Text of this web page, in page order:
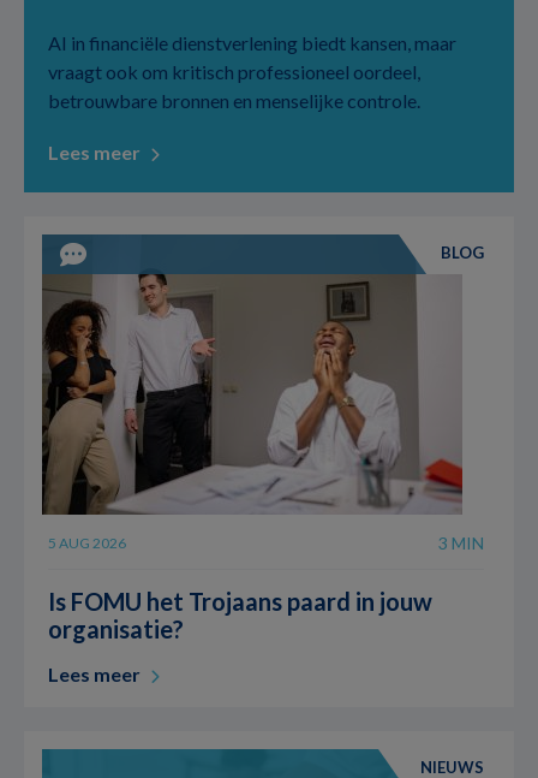
AI in financiële dienstverlening biedt kansen, maar
vraagt ook om kritisch professioneel oordeel,
betrouwbare bronnen en menselijke controle.
Lees meer
BLOG
5 AUG 2026 3 MIN
Is FOMU het Trojaans paard in jouw
organisatie?
Lees meer
NIEUWS